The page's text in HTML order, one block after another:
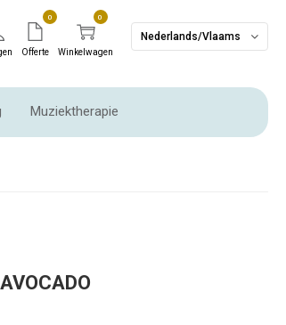
0
Offerte
0
Winkelwagen
Nederlands/Vlaams
Muziektherapie